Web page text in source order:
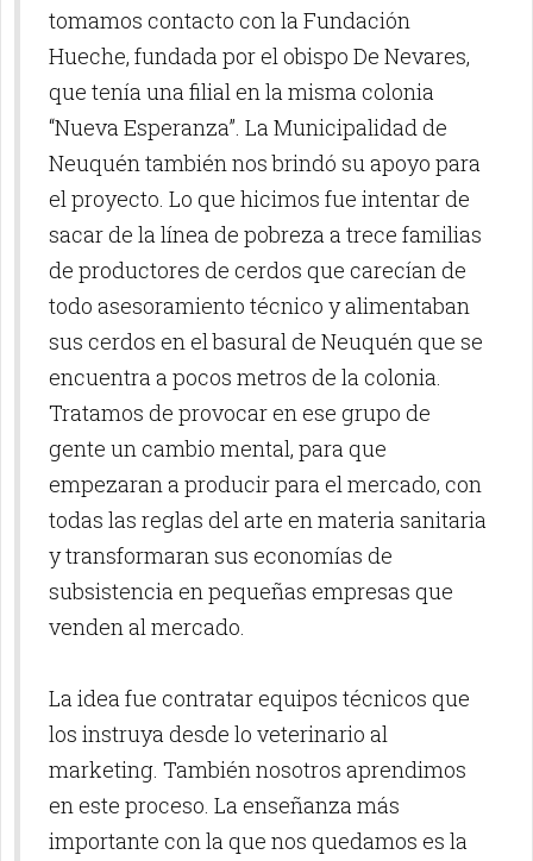
tomamos contacto con la Fundación
Hueche, fundada por el obispo De Nevares,
que tenía una filial en la misma colonia
“Nueva Esperanza”. La Municipalidad de
Neuquén también nos brindó su apoyo para
el proyecto. Lo que hicimos fue intentar de
sacar de la línea de pobreza a trece familias
de productores de cerdos que carecían de
todo asesoramiento técnico y alimentaban
sus cerdos en el basural de Neuquén que se
encuentra a pocos metros de la colonia.
Tratamos de provocar en ese grupo de
gente un cambio mental, para que
empezaran a producir para el mercado, con
todas las reglas del arte en materia sanitaria
y transformaran sus economías de
subsistencia en pequeñas empresas que
venden al mercado.
La idea fue contratar equipos técnicos que
los instruya desde lo veterinario al
marketing. También nosotros aprendimos
en este proceso. La enseñanza más
importante con la que nos quedamos es la